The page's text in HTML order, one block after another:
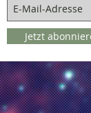
Jetzt